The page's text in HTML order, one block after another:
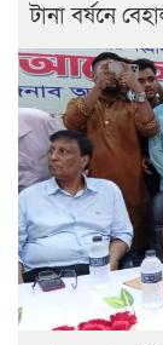
টানা বর্ষনে